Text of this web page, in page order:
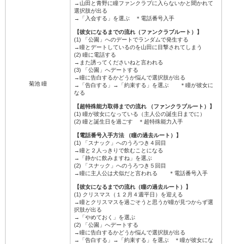
菊池 瞳
→山田と青野に瞳ファンクラブに入らないかと聞かれて
選択肢が出る
→「入会する」を選ぶ ＊電話番号入手
【彼女になるまでの流れ（ファンクラブルート）】
(1) 「公園」へのデートでランダムで発生する
→瞳とデートしているのを山田に目撃されてしまう
(2) 瞳に電話する
→また誘ってくださいねと言われる
(3) 「公園」へデートする
→瞳に告白するかどうか悩んで選択肢が出る
→「告白する」→「約束する」を選ぶ ＊瞳が彼女に
なる
【超特殊能力取得までの流れ （ファンクラブルート）】
(1) 瞳が彼女になっている（主人公の誕生日までに）
(2) 瞳と誕生日を過ごす ＊超特殊能力入手
【電話番号入手方法 （瞳の過去ルート）】
(1) 「スナック」へのうろつき４回目
→瞳と２人っきりで飲むことになる
→「静かに飲みますね」を選ぶ
(2) 「スナック」へのうろつき５回目
→瞳に主人公は犬似だと言われる ＊電話番号入手
【彼女になるまでの流れ（瞳の過去ルート）】
(1) クリスマス（１２月４週平日）を迎える
→瞳とクリスマスを過ごそうと思うが瞳が見つからず選
択肢が出る
→「やめておく」を選ぶ
(2) 「公園」へデートする
→瞳に告白するかどうか悩んで選択肢が出る
→「告白する」→「約束する」を選ぶ ＊瞳が彼女にな